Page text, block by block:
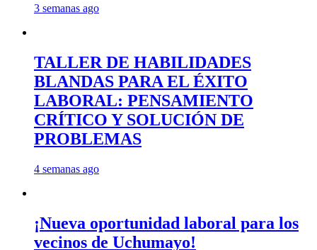
3 semanas ago
TALLER DE HABILIDADES
BLANDAS PARA EL ÉXITO
LABORAL: PENSAMIENTO
CRÍTICO Y SOLUCIÓN DE
PROBLEMAS
4 semanas ago
¡Nueva oportunidad laboral para los
vecinos de Uchumayo!